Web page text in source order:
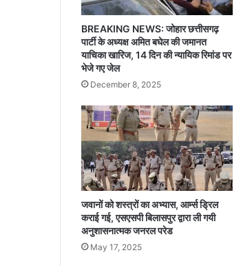
का
र्य
क्र
म
आ
यो
त
BREAKING NEWS: जोहार छत्तीसगढ़
पार्टी के अध्यक्ष अमित बघेल की जमानत
याचिका खारिज, 14 दिन की न्यायिक रिमांड पर
भेजे गए जेल
December 8, 2025
जवानों को शस्त्रों का अभ्यास, आर्म्स ड्रिल
कराई गई, एसएसपी बिलासपुर द्वारा ली गयी
अनुशासनात्मक जनरल परेड
May 17, 2025